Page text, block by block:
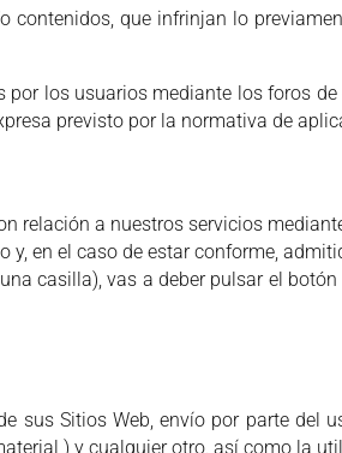
contenidos, que infrinjan lo
por los usuarios mediante los foros
previsto por la normativa de
relación a nuestros servicios
en el caso de estar conforme,
casilla), vas a deber pulsar el
sus Sitios Web, envío por parte del
) y cualquier otro, así como la